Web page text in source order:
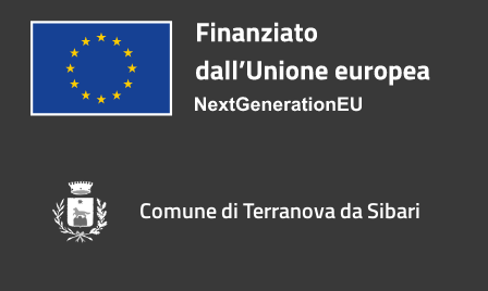
Comune di Terranova da Sibari